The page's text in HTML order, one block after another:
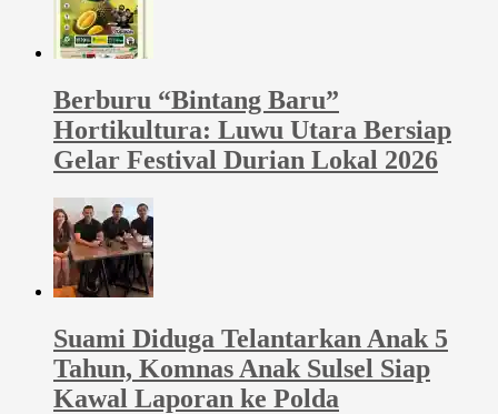
Berburu “Bintang Baru”
Hortikultura: Luwu Utara Bersiap
Gelar Festival Durian Lokal 2026
Suami Diduga Telantarkan Anak 5
Tahun, Komnas Anak Sulsel Siap
Kawal Laporan ke Polda